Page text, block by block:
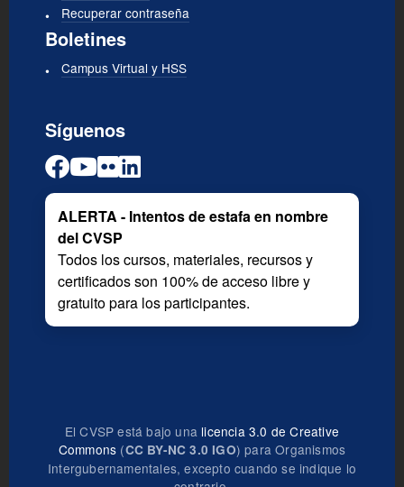
Recuperar contraseña
Boletines
Campus Virtual y HSS
Síguenos
ALERTA - Intentos de estafa en nombre
del CVSP
Todos los cursos, materiales, recursos y
certificados son 100% de acceso libre y
gratuito para los participantes.
El CVSP está bajo una licencia 3.0 de Creative
Commons (CC BY-NC 3.0 IGO) para Organismos
Intergubernamentales, excepto cuando se indique lo